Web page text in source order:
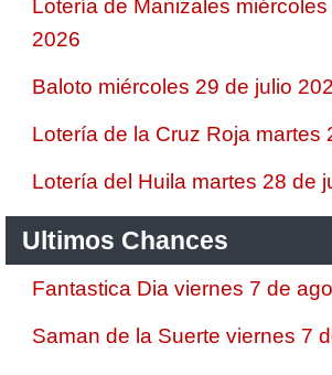
Lotería de Manizales
2026
Baloto miércoles 29 de julio
Lotería de la Cruz Roja martes
Lotería del Huila martes 28 de
Ultimos Chances
Fantastica Dia viernes 7 de
Saman de la Suerte viernes 7